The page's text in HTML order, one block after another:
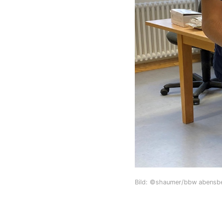
Bild: ©shaumer/bbw